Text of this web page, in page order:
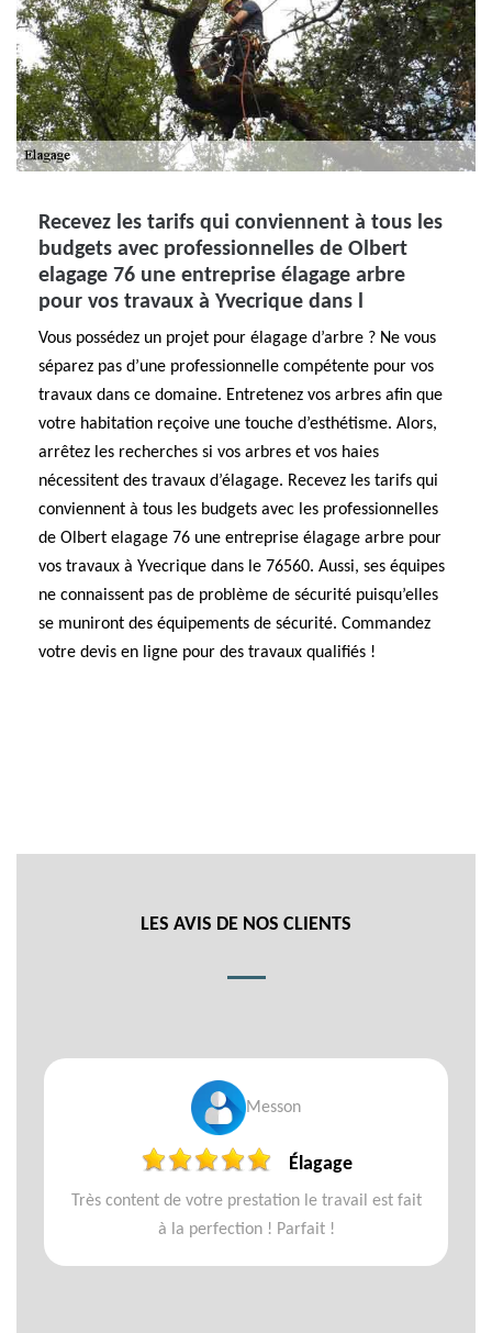
Recevez les tarifs qui conviennent à tous les
budgets avec professionnelles de Olbert
elagage 76 une entreprise élagage arbre
pour vos travaux à Yvecrique dans l
Vous possédez un projet pour élagage d’arbre ? Ne vous
séparez pas d’une professionnelle compétente pour vos
travaux dans ce domaine. Entretenez vos arbres afin que
votre habitation reçoive une touche d’esthétisme. Alors,
arrêtez les recherches si vos arbres et vos haies
nécessitent des travaux d’élagage. Recevez les tarifs qui
conviennent à tous les budgets avec les professionnelles
de Olbert elagage 76 une entreprise élagage arbre pour
vos travaux à Yvecrique dans le 76560. Aussi, ses équipes
ne connaissent pas de problème de sécurité puisqu’elles
se muniront des équipements de sécurité. Commandez
votre devis en ligne pour des travaux qualifiés !
LES AVIS DE NOS CLIENTS
Messon
Élagage
Très content de votre prestation le travail est fait
à la perfection ! Parfait !